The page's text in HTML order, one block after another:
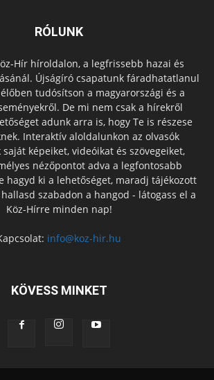
RÓLUNK
Hír híroldalon, a legfrissebb hazai és
Újságíró csapatunk fáradhatatlanul
tudósítson a magyarországi és a
De mi nem csak a hírekről
adunk arra is, hogy Te is részese
Interaktív aloldalunkon az olvasók
képeiket, videóikat és szövegeiket,
nézőpontot adva a legfontosabb
hagyd ki a lehetőséget, maradj tájékozott
szabadon a hangod - látogass el a
Köz-Hírre minden nap!
info@koz-hir.hu
KÖVESS MINKET